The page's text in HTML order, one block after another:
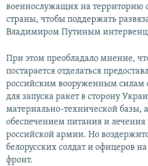
военнослужащих на территорию
страны, чтобы поддержать
Владимиром Путиным
При этом преобладало мнение,
постарается отделаться
российским вооруженным силам
для запуска ракет в сторону
материально-технической базы,
обеспечением питания и лечения
российской армии. Но
белорусских солдат и офицеров
фронт.